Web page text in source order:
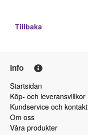
Tillbaka
Info
Startsidan
Köp- och leveransvillkor
Kundservice och kontakt
Om oss
Våra produkter